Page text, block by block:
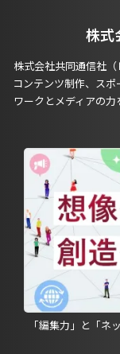
株式
株式会社共同通信社
コンテンツ制作、ス
ワークとメディアの
「編集力」と「ネ